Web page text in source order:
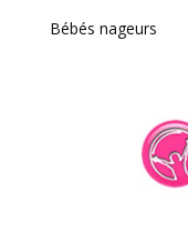
individuelle de
Bébés nageurs